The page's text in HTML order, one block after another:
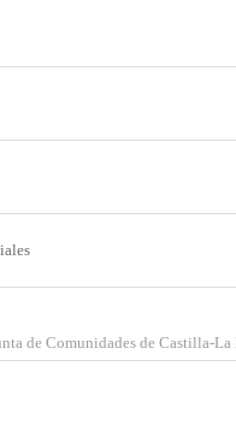
de Comunidades de Castilla-La